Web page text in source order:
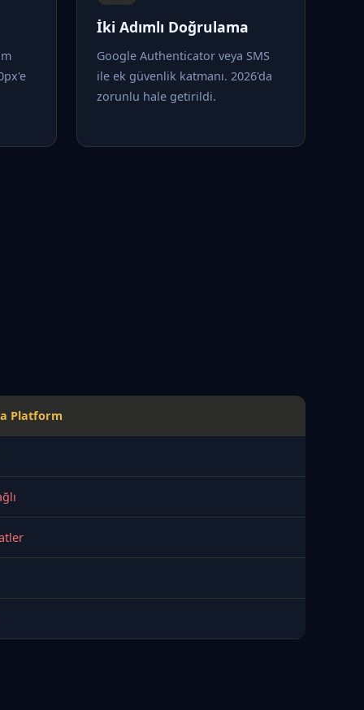
İki Adımlı Doğrulama
Google Authenticator veya SMS
ile ek güvenlik katmanı. 2026'da
zorunlu hale getirildi.
Platform